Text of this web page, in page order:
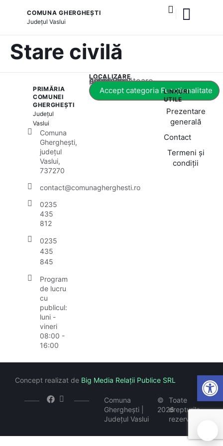
COMUNA GHERGHEȘTI
JudețulVaslui
Stare civilă
PRIMĂRIA
COMUNEI
GHERGHEȘTI
Județul
Vaslui
Comuna
Gherghești,
județul
Vaslui,
737270
contact@comunagherghesti.ro
0235
435
812
0235
435
845
Program
de lucru
cu
publicul:
luni -
vineri
08:00 -
16:00
LOCALIZARE
Acest conținut este blocat până când acceptați categoria corespunzătoare de cookie-uri.
Accept categoria Funcționalitate
LINKURI
UTILE
Prezentare
generală
Contact
Termeni și
condiții
Comuna
Gherghești |
Județul Vaslui
©
2026
Toate
drepturile
rezervate
Concept realizat de Big Media Relații Publice SRL